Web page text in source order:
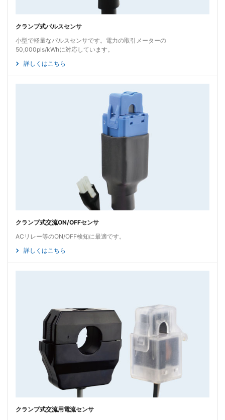
クランプ式パルスセンサ
小型で軽量なパルスセンサです。電力の取引メーターの
50,000pls/kWhに対応しています。
詳しくはこちら
クランプ式交流ON/OFFセンサ
ACリレー等のON/OFF検知に最適です。
詳しくはこちら
クランプ式交流用電流センサ